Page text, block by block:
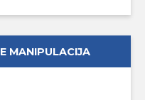
MANIPULACIJA